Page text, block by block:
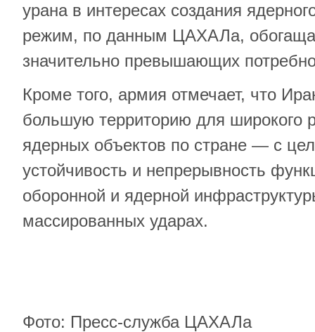
урана в интересах создания
режим, по данным ЦАХАЛа,
значительно превышающих
Кроме того, армия отмечает, что
большую территорию для широкого
ядерных объектов по стране — с
устойчивость и непрерывность
оборонной и ядерной
массированных ударах.
Фото: Пресс-служба ЦАХАЛа